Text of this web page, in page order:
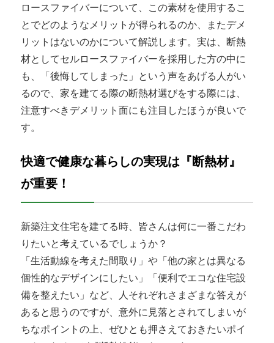
ロースファイバーについて、この素材を使用するこ
とでどのようなメリットが得られるのか、またデメ
リットはないのかについて解説します。実は、断熱
材としてセルロースファイバーを採用した方の中に
も、「後悔してしまった」という声をあげる人がい
るので、家を建てる際の断熱材選びをする際には、
注意すべきデメリット面にも注目したほうが良いで
す。
快適で健康な暮らしの実現は『断熱材』
が重要！
新築注文住宅を建てる時、皆さんは何に一番こだわ
りたいと考えているでしょうか？
「生活動線を考えた間取り」や「他の家とは異なる
個性的なデザインにしたい」「便利でエコな住宅設
備を整えたい」など、人それぞれさまざまな答えが
あると思うのですが、意外に見落とされてしまいが
ちなポイントの上、ぜひとも押さえておきたいポイ